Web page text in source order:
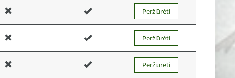
Peržiūrėti
Peržiūrėti
Peržiūrėti